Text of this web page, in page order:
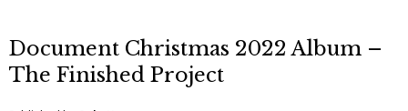
Document Christmas 2022 Album –
The Finished Project